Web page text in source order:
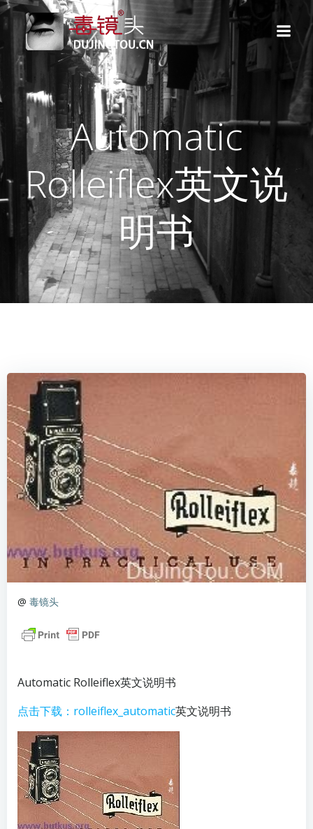
到
内
容
Automatic
Rolleiflex英文说
明书
@ 毒镜头
Automatic Rolleiflex英文说明书
点击下载：rolleiflex_automatic英文说明书